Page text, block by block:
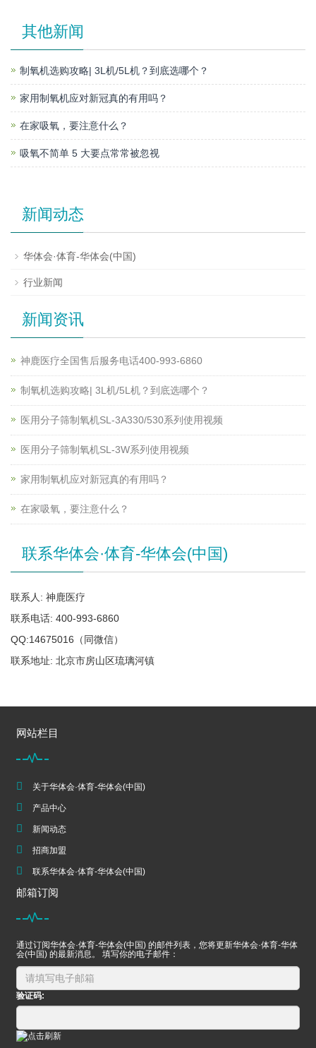
其他新闻
制氧机选购攻略| 3L机/5L机？到底选哪个？
家用制氧机应对新冠真的有用吗？
在家吸氧，要注意什么？
吸氧不简单 5 大要点常常被忽视
新闻动态
华体会·体育-华体会(中国)
行业新闻
新闻资讯
神鹿医疗全国售后服务电话400-993-6860
制氧机选购攻略| 3L机/5L机？到底选哪个？
医用分子筛制氧机SL-3A330/530系列使用视频
医用分子筛制氧机SL-3W系列使用视频
家用制氧机应对新冠真的有用吗？
在家吸氧，要注意什么？
联系华体会·体育-华体会(中国)
联系人: 神鹿医疗
联系电话: 400-993-6860
QQ:14675016（同微信）
联系地址: 北京市房山区琉璃河镇
网站栏目
关于华体会·体育-华体会(中国)
产品中心
新闻动态
招商加盟
联系华体会·体育-华体会(中国)
邮箱订阅
通过订阅华体会·体育-华体会(中国) 的邮件列表，您将更新华体会·体育-华体
会(中国) 的最新消息。 填写你的电子邮件：
验证码: